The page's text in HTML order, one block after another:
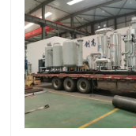
Έλεγχος
Επικοινωνήστε
Ειδήσεις